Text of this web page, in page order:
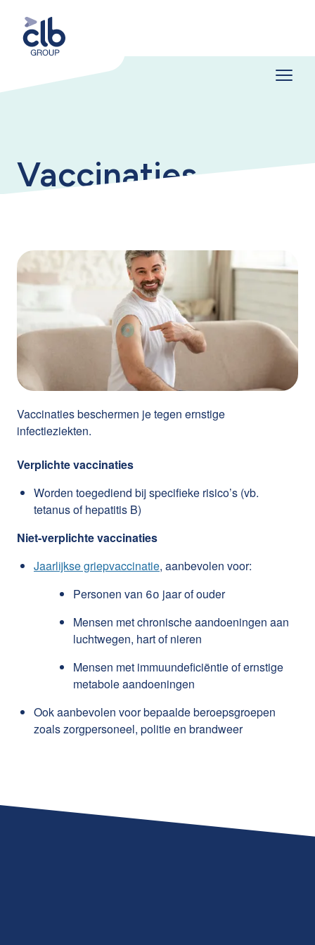
Vaccinaties
Vaccinaties beschermen je tegen ernstige
infectieziekten.
Verplichte vaccinaties
Worden toegediend bij specifieke risico’s (vb.
tetanus of hepatitis B)
Niet-verplichte vaccinaties
Jaarlijkse griepvaccinatie, aanbevolen voor:
Personen van 60 jaar of ouder
Mensen met chronische aandoeningen aan
luchtwegen, hart of nieren
Mensen met immuundeficiëntie of ernstige
metabole aandoeningen
Ook aanbevolen voor bepaalde beroepsgroepen
zoals zorgpersoneel, politie en brandweer